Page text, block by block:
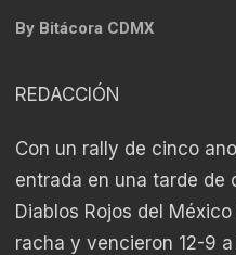
By Bitácora CDMX
REDACCIÓN
Con un rally de cinco
entrada en una tarde de
Diablos Rojos del
racha y vencieron 12-9